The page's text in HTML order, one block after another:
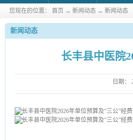
您现在的位置： 首页 → 新闻动态 → 新闻动态
新闻动态
长丰县中医院
日期：